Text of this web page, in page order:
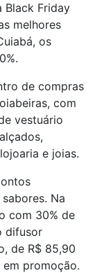
Black Friday
melhores
os
de compras
com
vestuário
e joias.
Na
com 30% de
difusor
de R$ 85,90
promoção.